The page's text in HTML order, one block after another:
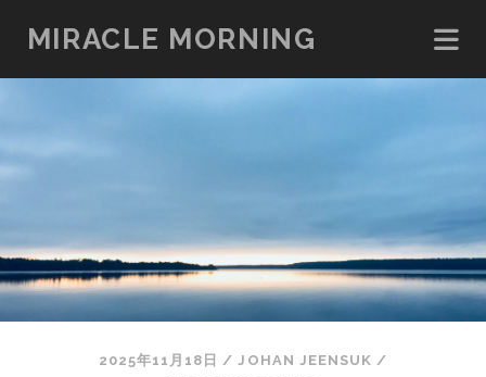
MIRACLE MORNING
2025年11月18日 /JOHAN JEENSUK /